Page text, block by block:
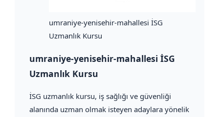
umraniye-yenisehir-mahallesi İSG
Uzmanlık Kursu
umraniye-yenisehir-mahallesi İSG
Uzmanlık Kursu
İSG uzmanlık kursu, iş sağlığı ve güvenliği
alanında uzman olmak isteyen adaylara yönelik